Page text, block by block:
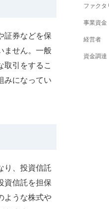
証券などを保
ません。一般
取引をするこ
みになってい
り、投資信託
資信託を担保
ような株式や
ファクタ
事業資金
経営者
資金調達